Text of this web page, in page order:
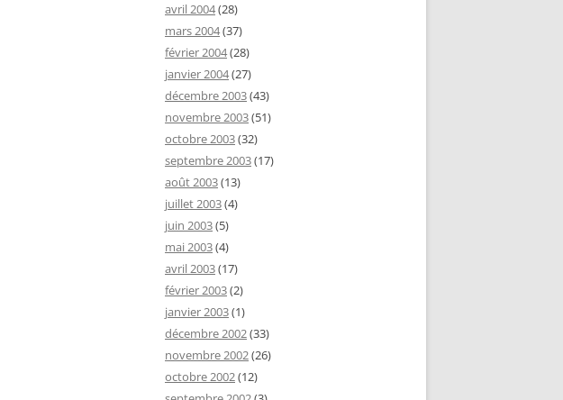
avril 2004(28)
mars 2004(37)
février 2004(28)
janvier 2004(27)
décembre 2003(43)
novembre 2003(51)
octobre 2003(32)
septembre 2003(17)
août 2003(13)
juillet 2003(4)
juin 2003(5)
mai 2003(4)
avril 2003(17)
février 2003(2)
janvier 2003(1)
décembre 2002(33)
novembre 2002(26)
octobre 2002(12)